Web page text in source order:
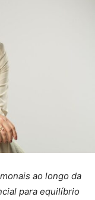
ao longo da
para equilíbrio